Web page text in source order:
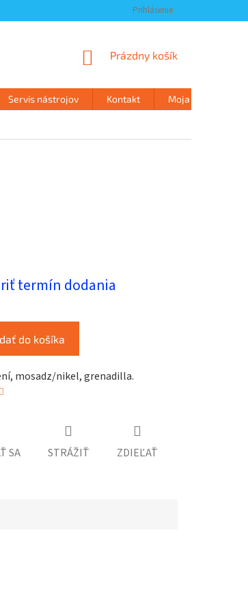
Prihlásenie
NÁKUPNÝ
Prázdny košík
Servis nástrojov Kontakt Moja objednávka
termín dodania
do košíka
mosadz/nikel, grenadilla.
SA STRÁŽIŤ ZDIEĽAŤ